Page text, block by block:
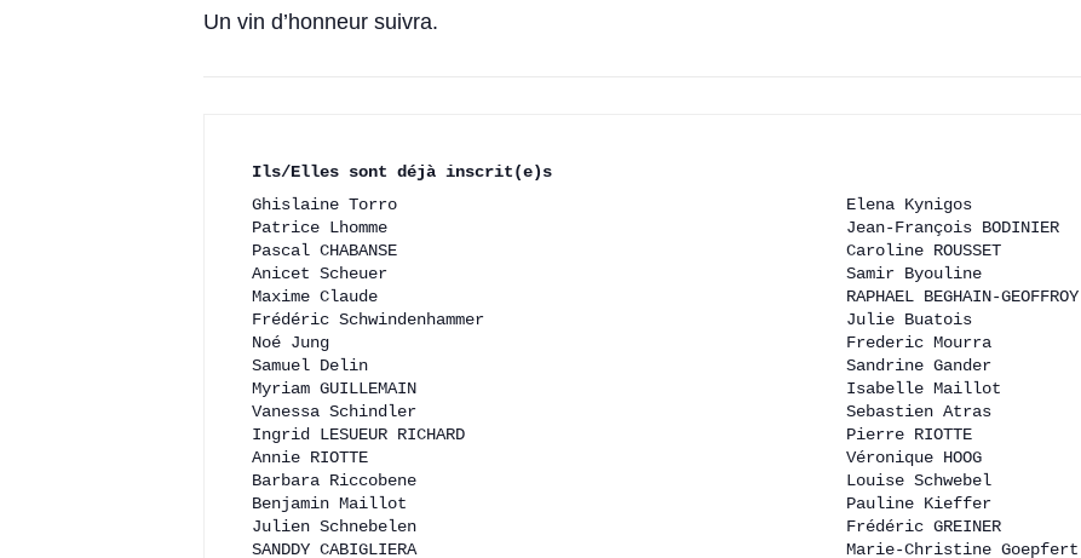
Un vin d’honneur suivra.
Ils/Elles sont déjà inscrit(e)s
Ghislaine Torro
Patrice Lhomme
Pascal CHABANSE
Anicet Scheuer
Maxime Claude
Frédéric Schwindenhammer
Noé Jung
Samuel Delin
Myriam GUILLEMAIN
Vanessa Schindler
Ingrid LESUEUR RICHARD
Annie RIOTTE
Barbara Riccobene
Benjamin Maillot
Julien Schnebelen
SANDDY CABIGLIERA
Elena Kynigos
Jean-François BODINIER
Caroline ROUSSET
Samir Byouline
RAPHAEL BEGHAIN-GEOFFROY
Julie Buatois
Frederic Mourra
Sandrine Gander
Isabelle Maillot
Sebastien Atras
Pierre RIOTTE
Véronique HOOG
Louise Schwebel
Pauline Kieffer
Frédéric GREINER
Marie-Christine Goepfert